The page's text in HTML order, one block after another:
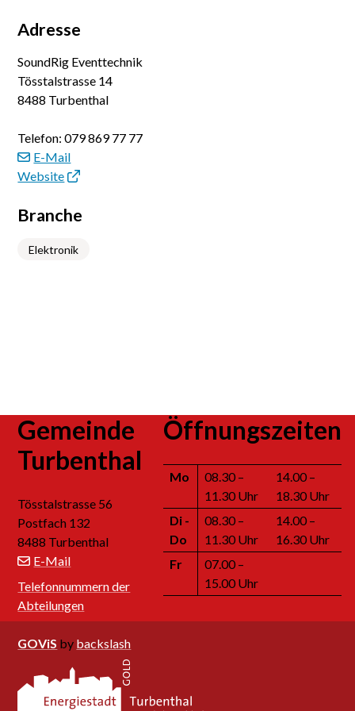
Adresse
SoundRig Eventtechnik
Tösstalstrasse 14
8488 Turbenthal
Telefon:079 869 77 77
E-Mail
Website
Branche
Elektronik
Footer
Gemeinde
Turbenthal
Tösstalstrasse 56
Postfach 132
8488 Turbenthal
E-Mail
Telefonnummern der
Abteilungen
Öffnungszeiten
Mo
08.30 –
11.30 Uhr
14.00 –
18.30 Uhr
Di -
Do
08.30 –
11.30 Uhr
14.00 –
16.30 Uhr
Fr
07.00 –
15.00 Uhr
GOViS by backslash